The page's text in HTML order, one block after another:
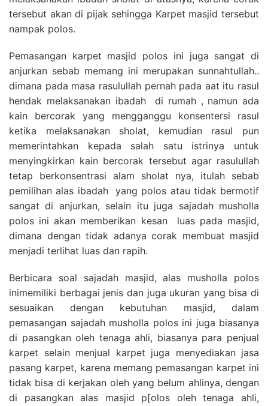
tersebut akan di pijak sehingga Karpet masjid tersebut
nampak polos.
Pemasangan karpet masjid polos ini juga sangat di
anjurkan sebab memang ini merupakan sunnahtullah..
dimana pada masa rasulullah pernah pada aat itu rasul
hendak melaksanakan ibadah di rumah , namun ada
kain bercorak yang mengganggu konsentersi rasul
ketika melaksanakan sholat, kemudian rasul pun
memerintahkan kepada salah satu istrinya untuk
menyingkirkan kain bercorak tersebut agar rasulullah
tetap berkonsentrasi alam sholat nya, itulah sebab
pemilihan alas ibadah yang polos atau tidak bermotif
sangat di anjurkan, selain itu juga sajadah musholla
polos ini akan memberikan kesan luas pada masjid,
dimana dengan tidak adanya corak membuat masjid
menjadi terlihat luas dan rapih.
Berbicara soal sajadah masjid, alas musholla polos
inimemiliki berbagai jenis dan juga ukuran yang bisa di
sesuaikan dengan kebutuhan masjid, dalam
pemasangan sajadah musholla polos ini juga biasanya
di pasangkan oleh tenaga ahli, biasanya para penjual
karpet selain menjual karpet juga menyediakan jasa
pasang karpet, karena memang pemasangan karpet ini
tidak bisa di kerjakan oleh yang belum ahlinya, dengan
di pasangkan alas masjid p[olos oleh tenaga ahli,